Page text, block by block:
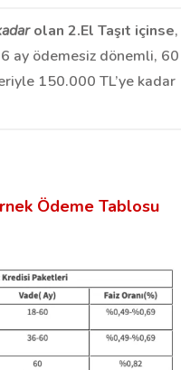
olan 2.El Taşıt içinse,
ay ödemesiz dönemli, 60
150.000 TL’ye kadar
Ödeme Tablosu